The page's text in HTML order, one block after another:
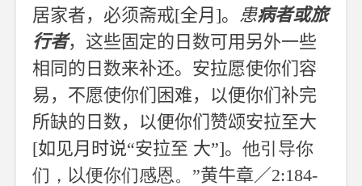
居家者，必须斋戒[全月 ]。 患病者或旅
行者，这些固定的日数可用另外一些
相同的日数来补还。安拉愿使你们容
易，不愿使你们困难，以便你们补完
所缺的日数，以便你们赞颂安拉至大
[如见月时说“安拉至 大”]。 他引导你
们，以便你们感恩。 ”黄牛章／2:184-